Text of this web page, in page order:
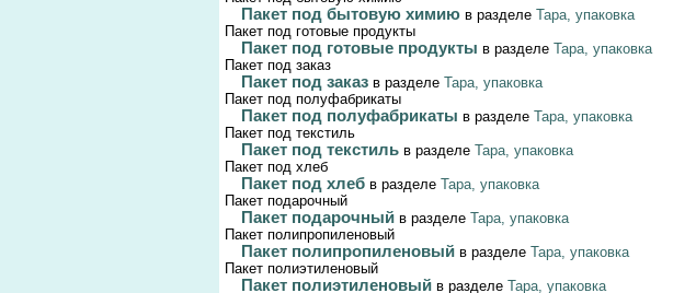
Пакет под бытовую химию в разделе Тара, упаковка
Пакет под готовые продукты
Пакет под готовые продукты в разделе Тара, упаковка
Пакет под заказ
Пакет под заказ в разделе Тара, упаковка
Пакет под полуфабрикаты
Пакет под полуфабрикаты в разделе Тара, упаковка
Пакет под текстиль
Пакет под текстиль в разделе Тара, упаковка
Пакет под хлеб
Пакет под хлеб в разделе Тара, упаковка
Пакет подарочный
Пакет подарочный в разделе Тара, упаковка
Пакет полипропиленовый
Пакет полипропиленовый в разделе Тара, упаковка
Пакет полиэтиленовый
Пакет полиэтиленовый в разделе Тара, упаковка